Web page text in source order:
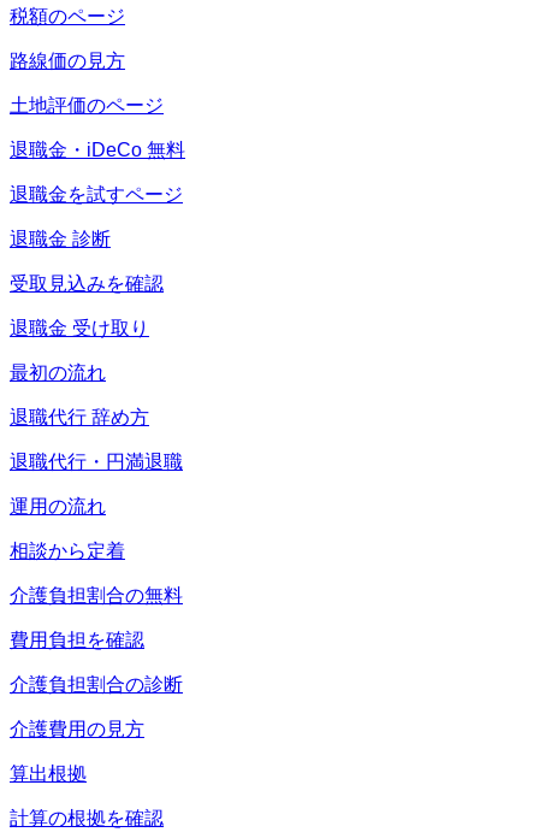
税額のページ
路線価の見方
土地評価のページ
退職金・iDeCo 無料
退職金を試すページ
退職金 診断
受取見込みを確認
退職金 受け取り
最初の流れ
退職代行 辞め方
退職代行・円満退職
運用の流れ
相談から定着
介護負担割合の無料
費用負担を確認
介護負担割合の診断
介護費用の見方
算出根拠
計算の根拠を確認